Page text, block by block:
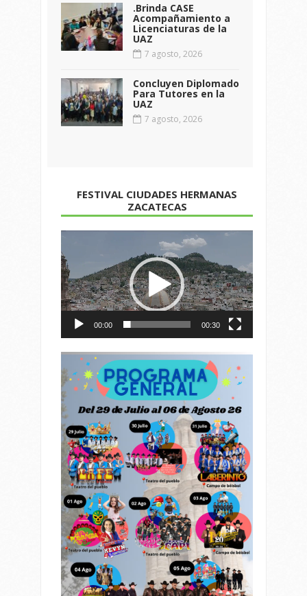
.Brinda CASE
Acompañamiento a
Licenciaturas de la
UAZ
7 agosto, 2026
Concluyen Diplomado
Para Tutores en la
UAZ
7 agosto, 2026
FESTIVAL CIUDADES HERMANAS
ZACATECAS
de
vídeo
00:00 00:30